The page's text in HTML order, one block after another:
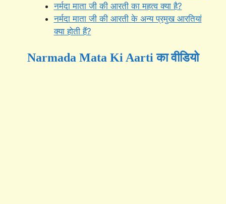
नर्मदा माता जी की आरती का महत्व क्या है?
नर्मदा माता जी की आरती के अन्य प्रमुख आरतियां
क्या होती हैं?
Narmada Mata Ki Aarti का वीडियो